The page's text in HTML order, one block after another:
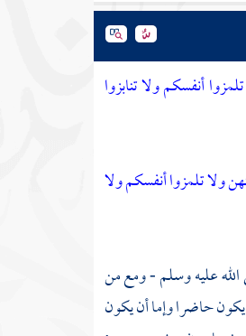
أنفسكم ولا تنابزوا
ولا تلمزوا أنفسكم ولا
الله عليه وسلم - ومع من
يكون حاضرا وإما أن يكون